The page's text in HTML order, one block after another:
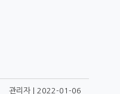
관리자 | 2022-01-06